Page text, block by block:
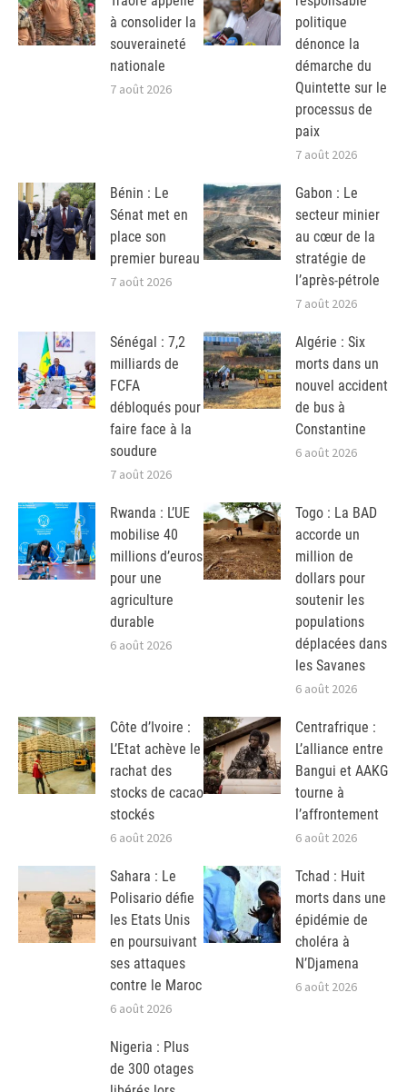
à consolider la
souveraineté
nationale
7 août 2026
politique
dénonce la
démarche du
Quintette sur le
processus de
paix
7 août 2026
Bénin : Le
Sénat met en
place son
premier bureau
7 août 2026
Gabon : Le
secteur minier
au cœur de la
stratégie de
l’après-pétrole
7 août 2026
Sénégal : 7,2
milliards de
FCFA
débloqués pour
faire face à la
soudure
7 août 2026
Algérie : Six
morts dans un
nouvel accident
de bus à
Constantine
6 août 2026
Rwanda : L’UE
mobilise 40
millions d’euros
pour une
agriculture
durable
6 août 2026
Togo : La BAD
accorde un
million de
dollars pour
soutenir les
populations
déplacées dans
les Savanes
6 août 2026
Côte d’Ivoire :
L’Etat achève le
rachat des
stocks de cacao
stockés
6 août 2026
Centrafrique :
L’alliance entre
Bangui et AAKG
tourne à
l’affrontement
6 août 2026
Sahara : Le
Polisario défie
les Etats Unis
en poursuivant
ses attaques
contre le Maroc
6 août 2026
Tchad : Huit
morts dans une
épidémie de
choléra à
N’Djamena
6 août 2026
Nigeria : Plus
de 300 otages